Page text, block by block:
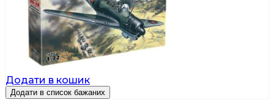
Додати в кошик
Додати в список бажаних